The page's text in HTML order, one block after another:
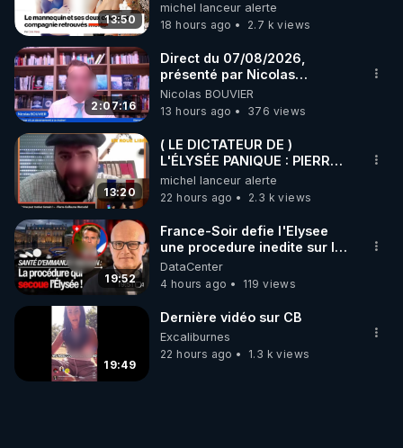
13:50
michel lanceur alerte
18 hours ago
2.7 k views
2:07:16
Direct du 07/08/2026,
présenté par Nicolas
BOUVIER
Nicolas BOUVIER
13 hours ago
376 views
13:20
( LE DICTATEUR DE )
L'ÉLYSÉE PANIQUE : PIERRE
GUILLAUME MERCADAL
BALANCE TOUT
michel lanceur alerte
22 hours ago
2.3 k views
19:52
France-Soir defie l'Elysee
une procedure inedite sur la
sante du president - Nexus
DataCenter
4 hours ago
119 views
19:49
Dernière vidéo sur CB
Excaliburnes
22 hours ago
1.3 k views